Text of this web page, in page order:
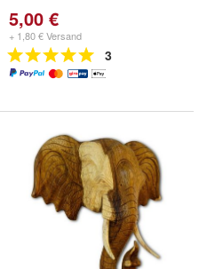
5,00 €
+ 1,80 € Versand
3